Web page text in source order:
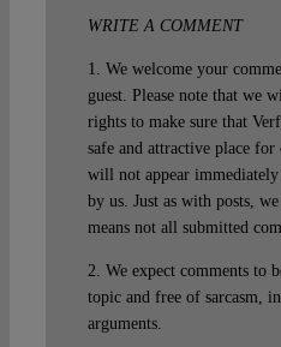
WRITE A COMMENT
1. We welcome your
guest. Please note that we
rights to make sure that
safe and attractive place
will not appear
by us. Just as with posts,
means not all submitted
2. We expect comments to
topic and free of sarcasm,
arguments.